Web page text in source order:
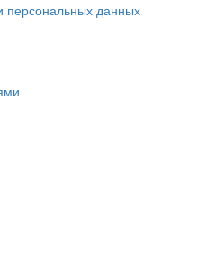
персональных данных